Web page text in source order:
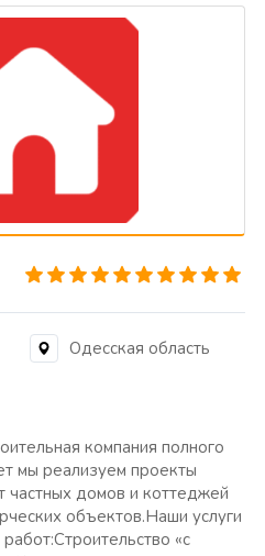
Одесская область
компания полного
мы реализуем проекты
домов и коттеджей
объектов.Наши услуги
«с